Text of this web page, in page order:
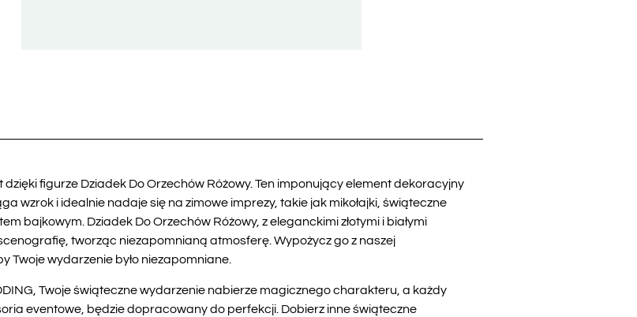
figurze Dziadek Do Orzechów Różowy. Ten imponujący element dekoracyjny
wzrok i idealnie nadaje się na zimowe imprezy, takie jak mikołajki, świąteczne
bajkowym. Dziadek Do Orzechów Różowy, z eleganckimi złotymi i białymi
tworząc niezapomnianą atmosferę. Wypożycz go z naszej
Twoje wydarzenie było niezapomniane.
Twoje świąteczne wydarzenie nabierze magicznego charakteru, a każdy
eventowe, będzie dopracowany do perfekcji. Dobierz inne świąteczne